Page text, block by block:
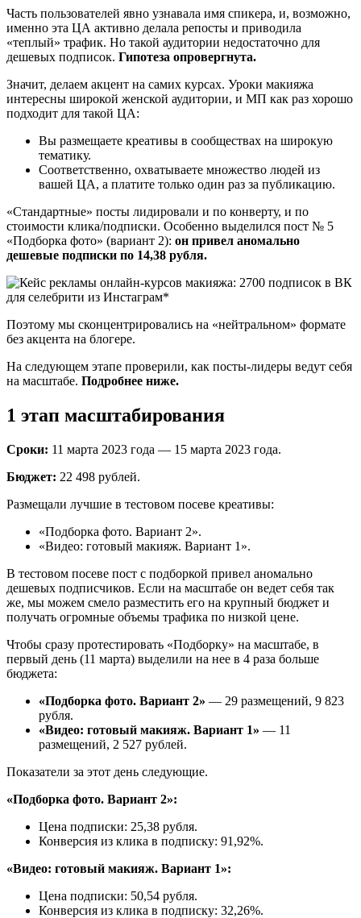
Часть пользователей явно узнавала имя спикера, и, возможно,
именно эта ЦА активно делала репосты и приводила
«теплый» трафик. Но такой аудитории недостаточно для
дешевых подписок. Гипотеза опровергнута.
Значит, делаем акцент на самих курсах. Уроки макияжа
интересны широкой женской аудитории, и МП как раз хорошо
подходит для такой ЦА:
Вы размещаете креативы в сообществах на широкую
тематику.
Соответственно, охватываете множество людей из
вашей ЦА, а платите только один раз за публикацию.
«Стандартные» посты лидировали и по конверту, и по
стоимости клика/подписки. Особенно выделился пост № 5
«Подборка фото» (вариант 2): он привел аномально
дешевые подписки по 14,38 рубля.
Поэтому мы сконцентрировались на «нейтральном» формате
без акцента на блогере.
На следующем этапе проверили, как посты-лидеры ведут себя
на масштабе. Подробнее ниже.
1 этап масштабирования
Сроки: 11 марта 2023 года — 15 марта 2023 года.
Бюджет: 22 498 рублей.
Размещали лучшие в тестовом посеве креативы:
«Подборка фото. Вариант 2».
«Видео: готовый макияж. Вариант 1».
В тестовом посеве пост с подборкой привел аномально
дешевых подписчиков. Если на масштабе он ведет себя так
же, мы можем смело разместить его на крупный бюджет и
получать огромные объемы трафика по низкой цене.
Чтобы сразу протестировать «Подборку» на масштабе, в
первый день (11 марта) выделили на нее в 4 раза больше
бюджета:
«Подборка фото. Вариант 2» — 29 размещений, 9 823
рубля.
«Видео: готовый макияж. Вариант 1» — 11
размещений, 2 527 рублей.
Показатели за этот день следующие.
«Подборка фото. Вариант 2»:
Цена подписки: 25,38 рубля.
Конверсия из клика в подписку: 91,92%.
«Видео: готовый макияж. Вариант 1»:
Цена подписки: 50,54 рубля.
Конверсия из клика в подписку: 32,26%.